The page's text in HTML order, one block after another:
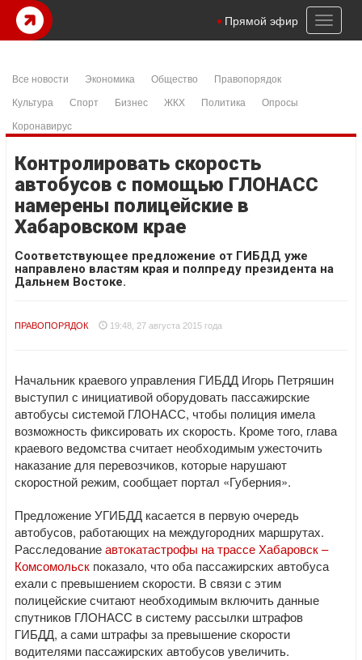
Toggle
Прямой эфир
Все новости Экономика Общество
Правопорядок
Культура
Спорт Бизнес ЖКХ Политика
Опросы
Коронавирус
Контролировать скорость
автобусов с помощью ГЛОНАСС
намерены полицейские в
Хабаровском крае
Соответствующее предложение от ГИБДД уже
направлено властям края и полпреду президента на
Дальнем Востоке.
ПРАВОПОРЯДОК 19:48, 27 августа 2015 года
Начальник краевого управления ГИБДД Игорь Петряшин
выступил с инициативой оборудовать пассажирские
автобусы системой ГЛОНАСС, чтобы полиция имела
возможность фиксировать их скорость. Кроме того, глава
краевого ведомства считает необходимым ужесточить
наказание для перевозчиков, которые нарушают
скоростной режим, сообщает портал «Губерния».
Предложение УГИБДД касается в первую очередь
автобусов, работающих на междугородних маршрутах.
Расследованиеавтокатастрофы на трассе Хабаровск –
Комсомольск показало, что оба пассажирских автобуса
ехали с превышением скорости. В связи с этим
полицейские считают необходимым включить данные
спутников ГЛОНАСС в систему рассылки штрафов
ГИБДД, а сами штрафы за превышение скорости
водителями пассажирских автобусов увеличить.